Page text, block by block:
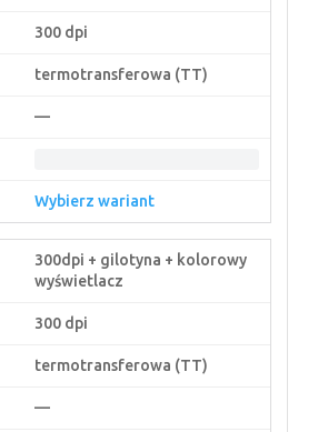
300 dpi
termotransferowa (TT)
—
Wybierz wariant
300dpi + gilotyna + kolorowy
wyświetlacz
300 dpi
termotransferowa (TT)
—